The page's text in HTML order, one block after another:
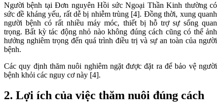
Người bệnh tại Đơn nguyên Hồi sức Ngoại Thần Kinh thường có
sức đề kháng yếu, rất dễ bị nhiễm trùng [4]. Đồng thời, xung quanh
người bệnh có rất nhiều máy móc, thiết bị hỗ trợ sự sống quan
trọng. Bất kỳ tác động nhỏ nào không đúng cách cũng có thể ảnh
hưởng nghiêm trọng đến quá trình điều trị và sự an toàn của người
bệnh.
Các quy định thăm nuôi nghiêm ngặt được đặt ra để bảo vệ người
bệnh khỏi các nguy cơ này [4].
2. Lợi ích của việc thăm nuôi đúng cách